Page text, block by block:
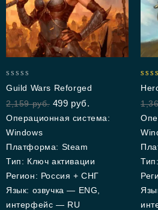
out
of
5
Guild Wars Reforged
2,159руб. 499 руб.
Операционная система:
Windows
Платформа: Steam
Тип: Ключ активации
Регион: Россия + СНГ
Язык: озвучка — ENG,
интерфейс — RU
out